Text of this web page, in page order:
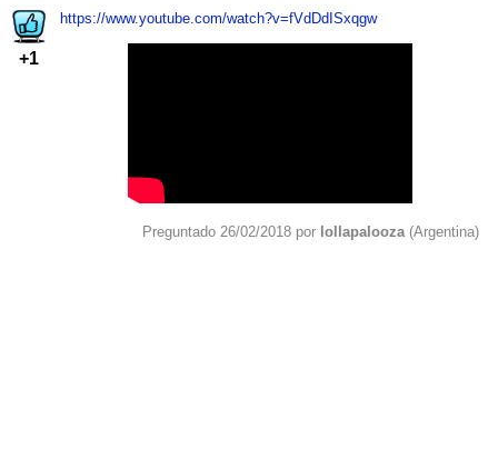
+1
https://www.youtube.com/watch?v=fVdDdISxqgw
Preguntado 26/02/2018 por lollapalooza (Argentina)